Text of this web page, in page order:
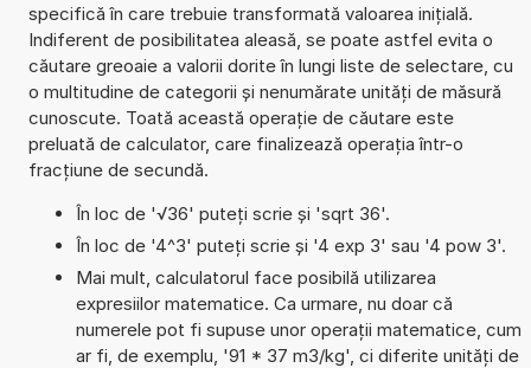
specifică în care trebuie transformată valoarea inițială.
Indiferent de posibilitatea aleasă, se poate astfel evita o
căutare greoaie a valorii dorite în lungi liste de selectare, cu
o multitudine de categorii și nenumărate unități de măsură
cunoscute. Toată această operație de căutare este
preluată de calculator, care finalizează operația într-o
fracțiune de secundă.
În loc de '√36' puteți scrie și 'sqrt 36'.
În loc de '4^3' puteți scrie și '4 exp 3' sau '4 pow 3'.
Mai mult, calculatorul face posibilă utilizarea
expresiilor matematice. Ca urmare, nu doar că
numerele pot fi supuse unor operații matematice, cum
ar fi, de exemplu, '91 * 37 m3/kg', ci diferite unități de